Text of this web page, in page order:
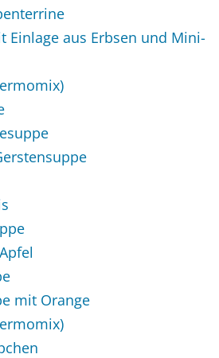
Einlage aus Erbsen und Mini-
mit Orange